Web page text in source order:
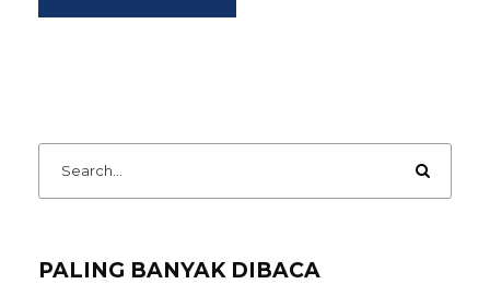
PALING BANYAK DIBACA